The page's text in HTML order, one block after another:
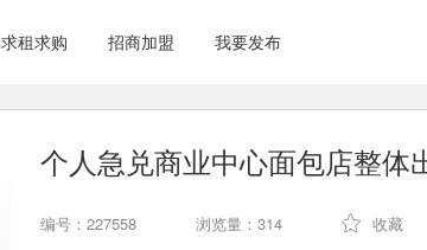
求租求购 招商加盟 我要发布
个人急兑商业中心面包店整体
编号：227558 浏览量：314  收藏